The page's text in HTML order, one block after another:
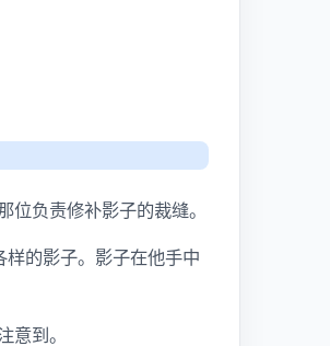
负责修补影子的裁缝。
样的影子。影子在他手中
意到。